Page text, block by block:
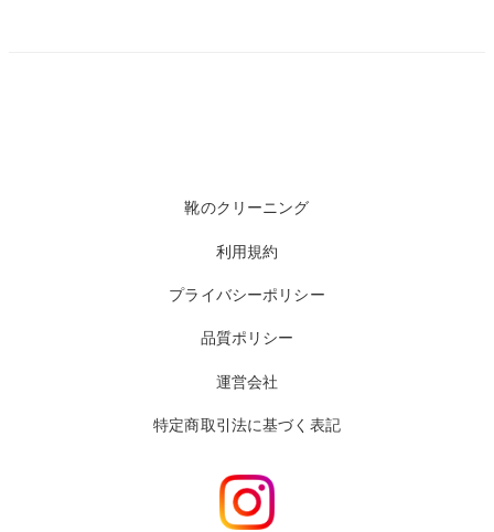
靴のクリーニング
利用規約
プライバシーポリシー
品質ポリシー
運営会社
特定商取引法に基づく表記